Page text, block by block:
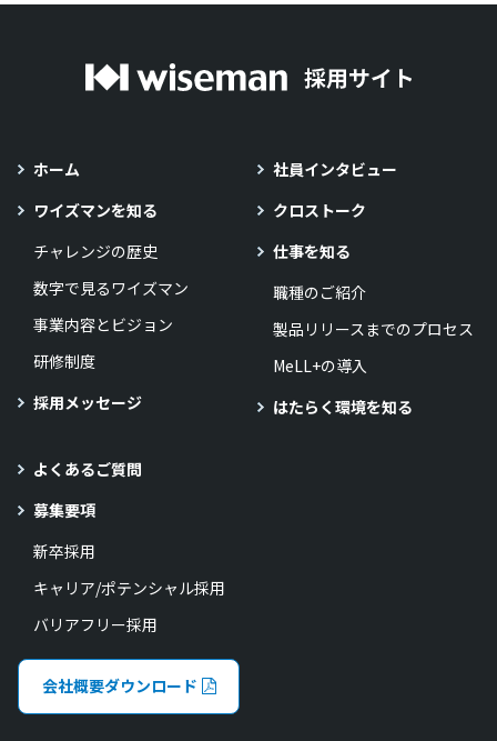
ホーム
ワイズマンを知る
チャレンジの歴史
数字で見るワイズマン
事業内容とビジョン
研修制度
採用メッセージ
社員インタビュー
クロストーク
仕事を知る
職種のご紹介
製品リリースまでのプロセス
MeLL+の導入
はたらく環境を知る
よくあるご質問
募集要項
新卒採用
キャリア/ポテンシャル採用
バリアフリー採用
会社概要ダウンロード